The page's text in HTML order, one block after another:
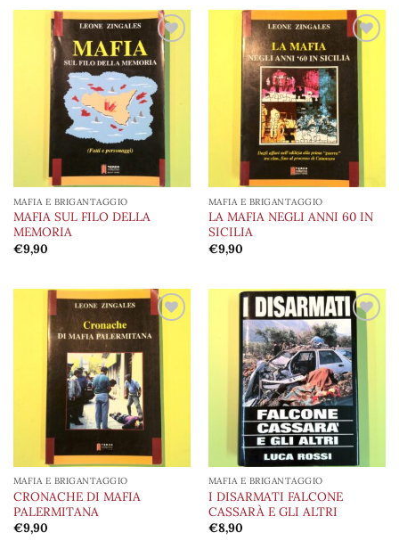
Aggiungi
alla lista
dei
desideri
MAFIA E BRIGANTAGGIO
MAFIA SUL FILO DELLA
MEMORIA
€9,90
Aggiungi
alla lista
desideri
MAFIA E BRIGANTAGGIO
LA MAFIA NEGLI ANNI 60 IN
SICILIA
€9,90
Aggiungi
MAFIA E BRIGANTAGGIO
CRONACHE DI MAFIA
PALERMITANA
€9,90
Aggiungi
alla lista
dei
desideri
MAFIA E BRIGANTAGGIO
I DISARMATI FALCONE
CASSARÀ E GLI ALTRI
€8,90